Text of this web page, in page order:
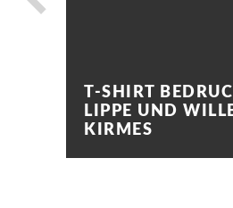
T-SHIRT
LIPPE UND
KIRMES